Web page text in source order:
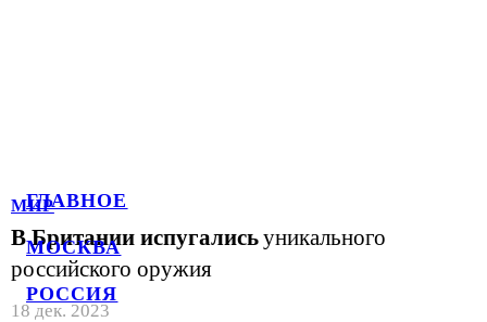
ГЛАВНОЕ
МОСКВА
РОССИЯ
МИР
В Британии испугалисьуникального
российского оружия
18 дек. 2023